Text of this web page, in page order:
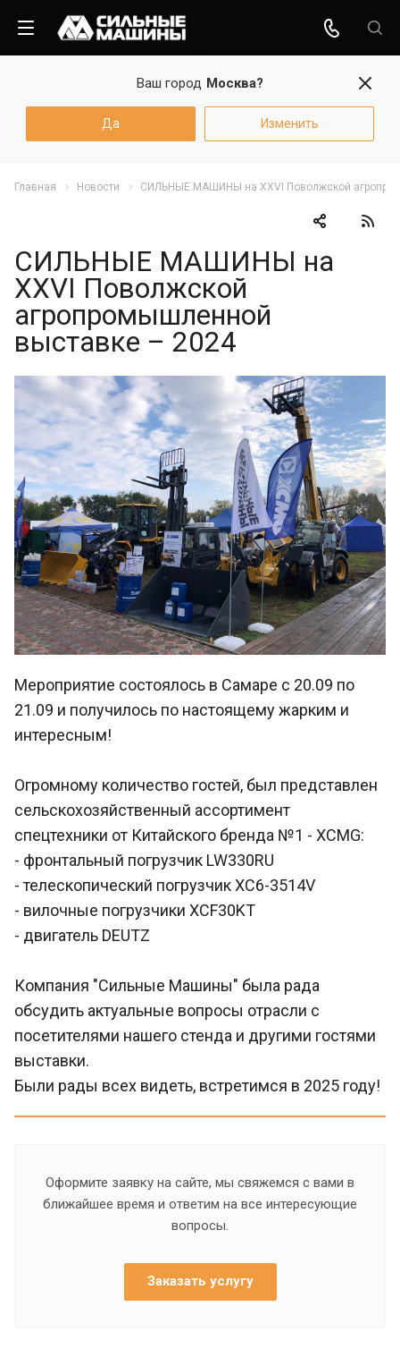
Ваш город Москва?
Да Изменить
Главная Новости СИЛЬНЫЕ МАШИНЫ на XXVI Поволжской
СИЛЬНЫЕ МАШИНЫ на
XXVI Поволжской
агропромышленной
выставке – 2024
Мероприятие состоялось в Самаре с 20.09 по
21.09 и получилось по настоящему жарким и
интересным!
Огромному количество гостей, был представлен
сельскохозяйственный ассортимент
спецтехники от Китайского бренда №1 - XCMG:
- фронтальный погрузчик LW330RU
- телескопический погрузчик XC6-3514V
- вилочные погрузчики XCF30KT
- двигатель DEUTZ
Компания "Сильные Машины" была рада
обсудить актуальные вопросы отрасли с
посетителями нашего стенда и другими гостями
выставки.
Были рады всех видеть, встретимся в 2025 году!
Оформите заявку на сайте, мы свяжемся с вами в
ближайшее время и ответим на все интересующие
вопросы.
Заказать услугу